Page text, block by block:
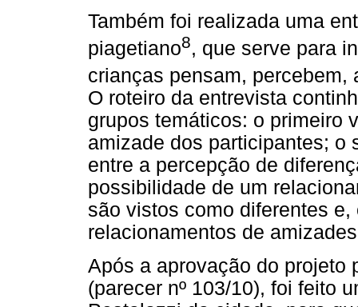
Também foi realizada uma
piagetiano8, que serve para
crianças pensam, percebem,
O roteiro da entrevista
grupos temáticos: o primeiro
amizade dos participantes; o
entre a percepção de
possibilidade de um
são vistos como diferentes
relacionamentos de
Após a aprovação do projeto
(parecer nº 103/10), foi feito